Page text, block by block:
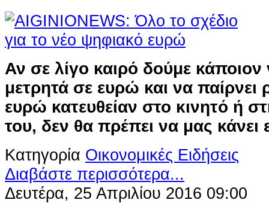
Αν σε λίγο καιρό δούμε
μετρητά σε ευρώ και να παίρνει
ευρώ κατευθείαν στο κινητό ή
του, δεν θα πρέπει να μας
Κατηγορία Οικονομικές Ειδήσεις
Διαβάστε περισσότερα...
Δευτέρα, 25 Απριλίου 2016 09:00